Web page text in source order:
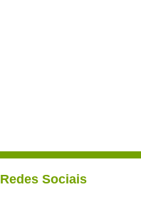
Redes Sociais